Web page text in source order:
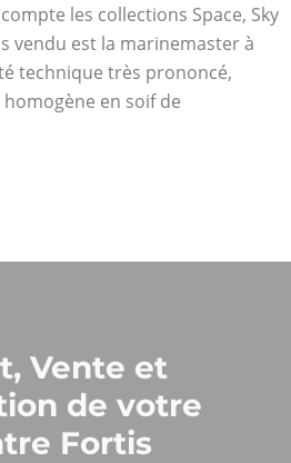
les collections Space, Sky
vendu est la marinemaster à
technique très prononcé,
en soif de
Vente et
de votre
Fortis